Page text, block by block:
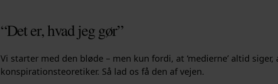
“Det er, hvad jeg gør”
Vi starter med den bløde – men kun fordi, at ‘medierne’ altid siger,
konspirationsteoretiker. Så lad os få den af vejen.